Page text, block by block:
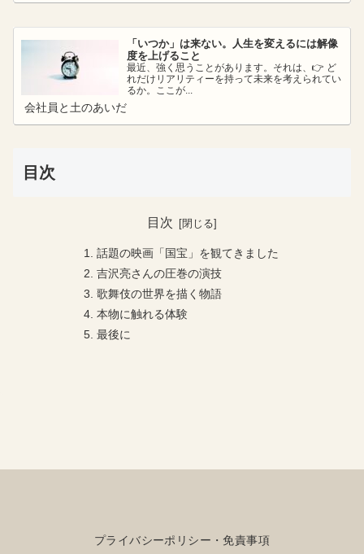
「いつか」は来ない。人生を変えるには解像
度を上げること
最近、強く思うことがあります。それは、👉 ど
れだけリアリティーを持って未来を考えられてい
るか。ここが...
会社員と土のあいだ
目次
目次
話題の映画「国宝」を観てきました
吉沢亮さんの圧巻の演技
歌舞伎の世界を描く物語
本物に触れる体験
最後に
プライバシーポリシー・免責事項